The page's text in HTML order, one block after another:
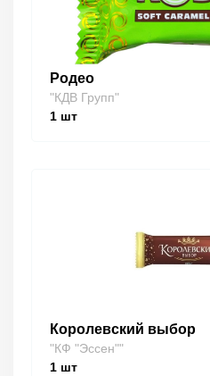
Родео
"КДВ Групп"
1 шт
Королевский выбор
"КФ "Эссен""
1 шт